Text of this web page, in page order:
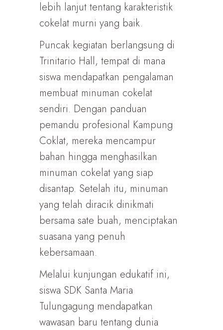
lebih lanjut tentang karakteristik
cokelat murni yang baik.
Puncak kegiatan berlangsung di
Trinitario Hall, tempat di mana
siswa mendapatkan pengalaman
membuat minuman cokelat
sendiri. Dengan panduan
pemandu profesional Kampung
Coklat, mereka mencampur
bahan hingga menghasilkan
minuman cokelat yang siap
disantap. Setelah itu, minuman
yang telah diracik dinikmati
bersama sate buah, menciptakan
suasana yang penuh
kebersamaan.
Melalui kunjungan edukatif ini,
siswa SDK Santa Maria
Tulungagung mendapatkan
wawasan baru tentang dunia